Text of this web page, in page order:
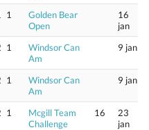
1
Golden Bear
Open
16
jan
1
Windsor Can
Am
9 jan
1
Windsor Can
Am
9 jan
1
Mcgill Team
Challenge
16
23
jan